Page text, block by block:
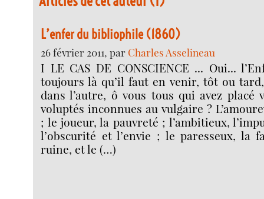
L’enfer du bibliophile (1860)
26 février 2011, par Charles Asselineau
I LE CAS DE CONSCIENCE ... Oui...
toujours là qu’il faut en venir, tôt ou
dans l’autre, ô vous tous qui avez placé
voluptés inconnues au vulgaire ?
; le joueur, la pauvreté ; l’ambitieux,
l’obscurité et l’envie ; le paresseux, la
ruine, et le (…)